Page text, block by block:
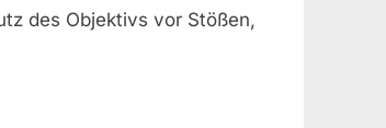
des Objektivs vor Stößen,